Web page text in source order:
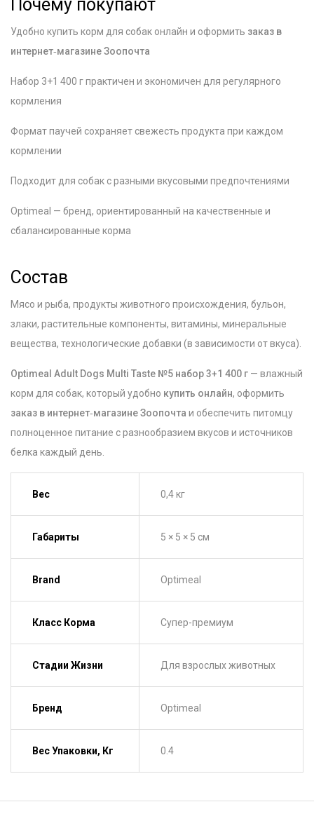
Почему покупают
Удобно купить корм для собак онлайн и оформить заказ в
интернет‑магазине Зоопочта
Набор 3+1 400 г практичен и экономичен для регулярного
кормления
Формат паучей сохраняет свежесть продукта при каждом
кормлении
Подходит для собак с разными вкусовыми предпочтениями
Optimeal — бренд, ориентированный на качественные и
сбалансированные корма
Состав
Мясо и рыба, продукты животного происхождения, бульон,
злаки, растительные компоненты, витамины, минеральные
вещества, технологические добавки (в зависимости от вкуса).
Optimeal Adult Dogs Multi Taste №5 набор 3+1 400 г — влажный
корм для собак, который удобно купить онлайн, оформить
заказ в интернет‑магазине Зоопочта и обеспечить питомцу
полноценное питание с разнообразием вкусов и источников
белка каждый день.
Вес 0,4 кг
Габариты 5 × 5 × 5 см
Brand Optimeal
Класс Корма Супер-премиум
Стадии Жизни Для взрослых животных
Бренд Optimeal
Вес Упаковки, Кг 0.4